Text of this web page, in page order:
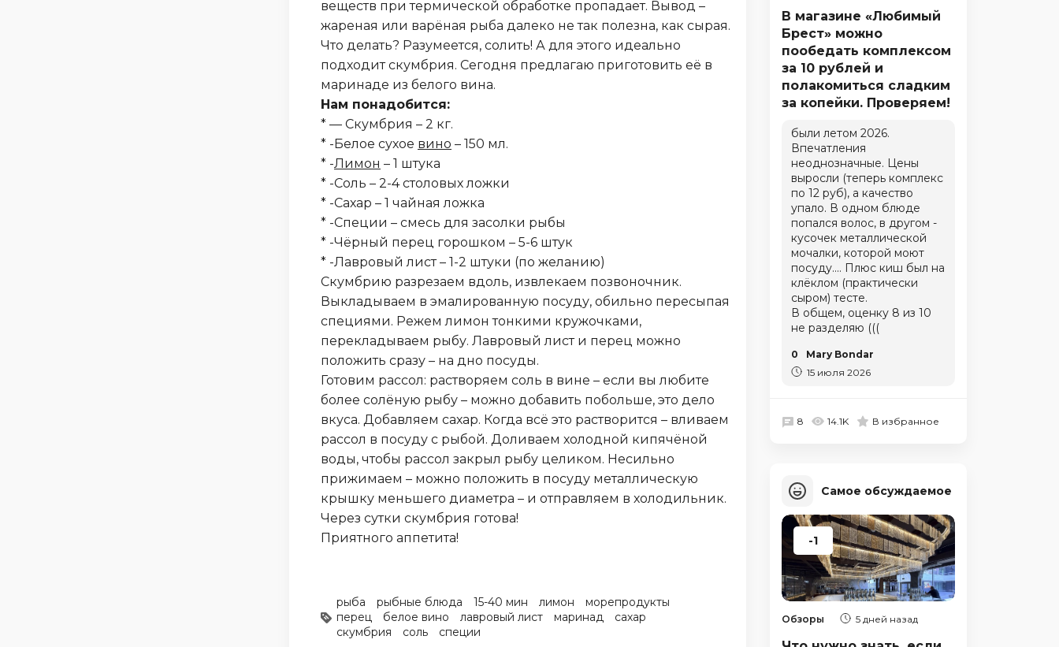
веществ при термической обработке пропадает. Вывод –
жареная или варёная рыба далеко не так полезна, как сырая.
Что делать? Разумеется, солить! А для этого идеально
подходит скумбрия. Сегодня предлагаю приготовить её в
маринаде из белого вина.
Нам понадобится:
* — Скумбрия – 2 кг.
* -Белое сухое вино – 150 мл.
* -Лимон – 1 штука
* -Соль – 2-4 столовых ложки
* -Сахар – 1 чайная ложка
* -Специи – смесь для засолки рыбы
* -Чёрный перец горошком – 5-6 штук
* -Лавровый лист – 1-2 штуки (по желанию)
Скумбрию разрезаем вдоль, извлекаем позвоночник.
Выкладываем в эмалированную посуду, обильно пересыпая
специями. Режем лимон тонкими кружочками,
перекладываем рыбу. Лавровый лист и перец можно
положить сразу – на дно посуды.
Готовим рассол: растворяем соль в вине – если вы любите
более солёную рыбу – можно добавить побольше, это дело
вкуса. Добавляем сахар. Когда всё это растворится – вливаем
рассол в посуду с рыбой. Доливаем холодной кипячёной
воды, чтобы рассол закрыл рыбу целиком. Несильно
прижимаем – можно положить в посуду металлическую
крышку меньшего диаметра – и отправляем в холодильник.
Через сутки скумбрия готова!
Приятного аппетита!
рыба рыбные блюда 15-40 мин лимон
морепродукты
перец
белое вино лавровый лист маринад
сахар
скумбрия
соль специи
В магазине «Любимый
Брест» можно
пообедать комплексом
за 10 рублей и
полакомиться сладким
за копейки. Проверяем!
были летом 2026.
Впечатления
неоднозначные. Цены
выросли (теперь комплекс
по 12 руб), а качество
упало. В одном блюде
попался волос, в другом -
кусочек металлической
мочалки, которой моют
посуду.... Плюс киш был на
клёклом (практически
сыром) тесте.
В общем, оценку 8 из 10
не разделяю (((
0
Mary Bondar
15 июля 2026
8 14.1K В избранное
Самое обсуждаемое
-1
Обзоры 5 дней назад